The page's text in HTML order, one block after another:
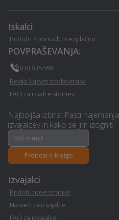
Servis naprav - Dobrna
Avtošola - Dobrna
Snemanje poroke -
zdravljenja - Dobrna
Prodaja avtodelov -
Iskalci
Pridobi 7 ponudb brezplačno
POVPRAŠEVANJA:
030 635 598
Revija Nasvet strokovnjaka
FAQ za iskalce storitev
Najboljša izbira: Pasti najemanja
izvajalcev in kako se jim izogniti
Prenesi e-knjigo
Izvajalci
Pridobi nove stranke
Nasveti za izvajalce
FAQ za izvajalce